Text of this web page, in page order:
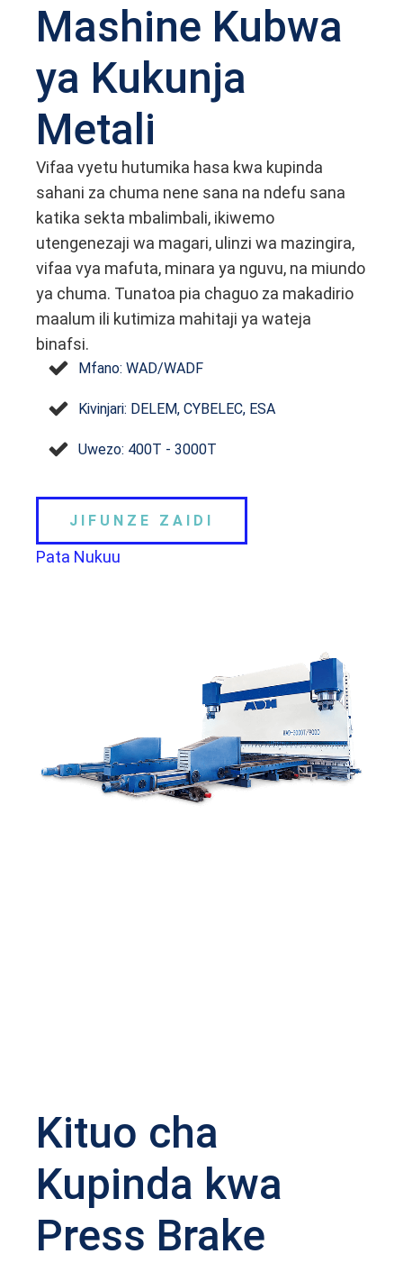
Mashine Kubwa
ya Kukunja
Metali
Vifaa vyetu hutumika hasa kwa kupinda
sahani za chuma nene sana na ndefu sana
katika sekta mbalimbali, ikiwemo
utengenezaji wa magari, ulinzi wa mazingira,
vifaa vya mafuta, minara ya nguvu, na miundo
ya chuma. Tunatoa pia chaguo za makadirio
maalum ili kutimiza mahitaji ya wateja
binafsi.
Mfano: WAD/WADF
Kivinjari: DELEM, CYBELEC, ESA
Uwezo: 400T - 3000T
JIFUNZE ZAIDI
Pata Nukuu
Kituo cha
Kupinda kwa
Press Brake